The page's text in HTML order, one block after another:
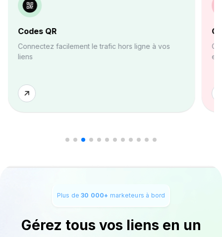
Codes QR
Connectez facilement le trafic hors ligne à vos
liens
Plus de30 000+ marketeurs à bord
Gérez tous vos liens en un